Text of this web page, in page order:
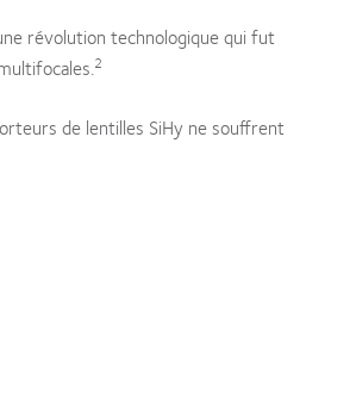
révolution technologique qui fut
2
de lentilles SiHy ne souffrent